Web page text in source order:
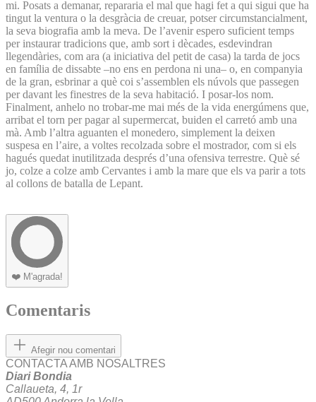
mi. Posats a demanar, repararia el mal que hagi fet a qui sigui que ha
tingut la ventura o la desgràcia de creuar, potser circumstancialment,
la seva biografia amb la meva. De l’avenir espero suficient temps
per instaurar tradicions que, amb sort i dècades, esdevindran
llegendàries, com ara (a iniciativa del petit de casa) la tarda de jocs
en família de dissabte –no ens en perdona ni una– o, en companyia
de la gran, esbrinar a què coi s’assemblen els núvols que passegen
per davant les finestres de la seva habitació. I posar-los nom.
Finalment, anhelo no trobar-me mai més de la vida energúmens que,
arribat el torn per pagar al supermercat, buiden el carretó amb una
mà. Amb l’altra aguanten el monedero, simplement la deixen
suspesa en l’aire, a voltes recolzada sobre el mostrador, com si els
hagués quedat inutilitzada després d’una ofensiva terrestre. Què sé
jo, colze a colze amb Cervantes i amb la mare que els va parir a tots
al collons de batalla de Lepant.
❤️ M'agrada!
Comentaris
Afegir nou comentari
CONTACTA AMB NOSALTRES
Diari Bondia
Callaueta, 4, 1r